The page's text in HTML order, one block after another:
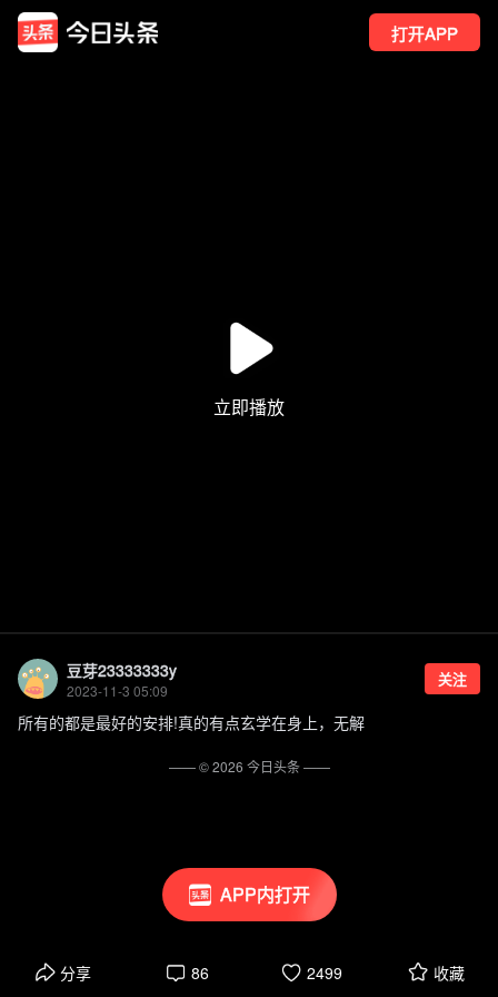
打开APP
APP内打开
豆芽23333333y
2023-11-3 05:09
关注
所有的都是最好的安排!真的有点玄学在身上，无解
分享 86 2499 收藏
—— ©2026 今日头条——